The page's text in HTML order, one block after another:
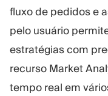
fluxo de pedidos e
pelo usuário
estratégias com
recurso Market
tempo real em